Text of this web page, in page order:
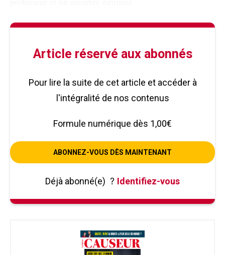
Article réservé aux abonnés
Pour lire la suite de cet article et accéder à
l'intégralité de nos contenus
Formule numérique dès 1,00€
ABONNEZ-VOUS DÈS MAINTENANT
Déjà abonné(e) ? Identifiez-vous